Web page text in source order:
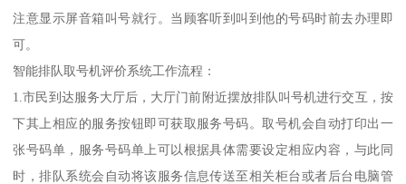
注意显示屏音箱叫号就行。当顾客听到叫到他的号码时前去办理即
可。
智能排队取号机评价系统工作流程：
1.市民到达服务大厅后，大厅门前附近摆放排队叫号机进行交互，按
下其上相应的服务按钮即可获取服务号码。取号机会自动打印出一
张号码单，服务号码单上可以根据具体需要设定相应内容，与此同
时，排队系统会自动将该服务信息传送至相关柜台或者后台电脑管